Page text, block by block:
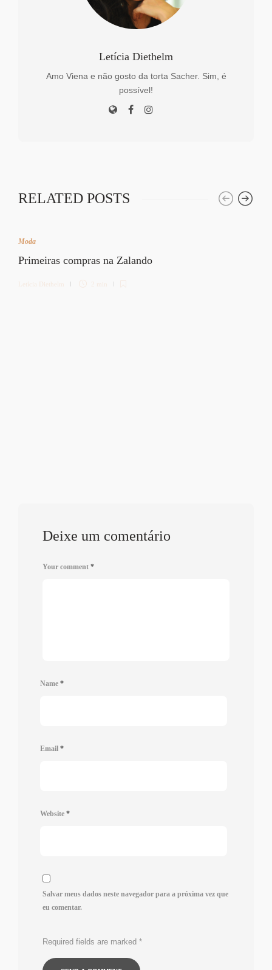
Letícia Diethelm
Amo Viena e não gosto da torta Sacher. Sim, é
possível!
RELATED POSTS
Moda
Primeiras compras na Zalando
Letícia Diethelm 2 min
Deixe um comentário
Your comment *
Name *
Email *
Website *
Salvar meus dados neste navegador para a próxima vez que
eu comentar.
Required fields are marked *